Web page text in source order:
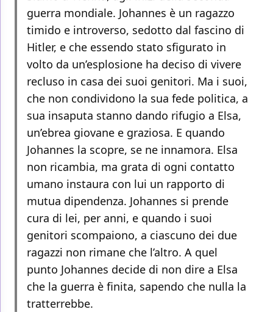
guerra mondiale. Johannes è un ragazzo
timido e introverso, sedotto dal fascino di
Hitler, e che essendo stato sfigurato in
volto da un’esplosione ha deciso di vivere
recluso in casa dei suoi genitori. Ma i suoi,
che non condividono la sua fede politica, a
sua insaputa stanno dando rifugio a Elsa,
un’ebrea giovane e graziosa. E quando
Johannes la scopre, se ne innamora. Elsa
non ricambia, ma grata di ogni contatto
umano instaura con lui un rapporto di
mutua dipendenza. Johannes si prende
cura di lei, per anni, e quando i suoi
genitori scompaiono, a ciascuno dei due
ragazzi non rimane che l’altro. A quel
punto Johannes decide di non dire a Elsa
che la guerra è finita, sapendo che nulla la
tratterrebbe.